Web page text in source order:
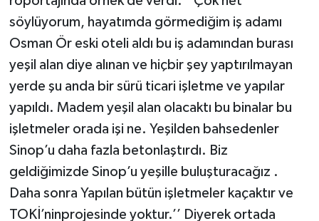
söylüyorum, hayatımda görmediğim iş adamı
Osman Ör eski oteli aldı bu iş adamından burası
yeşil alan diye alınan ve hiçbir şey yaptırılmayan
yerde şu anda bir sürü ticari işletme ve yapılar
yapıldı. Madem yeşil alan olacaktı bu binalar bu
işletmeler orada işi ne. Yeşilden bahsedenler
Sinop’u daha fazla betonlaştırdı. Biz
geldiğimizde Sinop’u yeşille buluşturacağız .
Daha sonra Yapılan bütün işletmeler kaçaktır ve
TOKİ’ninprojesinde yoktur.’’ Diyerek ortada